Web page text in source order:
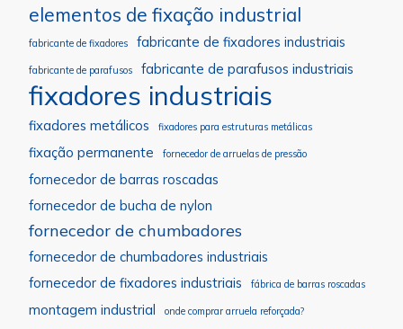
elementos de fixação industrial
fabricante de fixadores fabricante de fixadores industriais
fabricante de parafusos fabricante de parafusos industriais
fixadores industriais
fixadores metálicos fixadores para estruturas metálicas
fixação permanente fornecedor de arruelas de pressão
fornecedor de barras roscadas
fornecedor de bucha de nylon
fornecedor de chumbadores
fornecedor de chumbadores industriais
fornecedor de fixadores industriais
fábrica de barras roscadas
montagem industrial onde comprar arruela reforçada?